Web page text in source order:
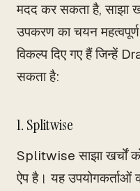
मदद कर सकता है, साझा
उपकरण का चयन
विकल्प दिए गए हैं जिन्हें
सकता है:
1. Splitwise
Splitwise साझा खर्चों
ऐप है। यह उपयोगकर्ताओं